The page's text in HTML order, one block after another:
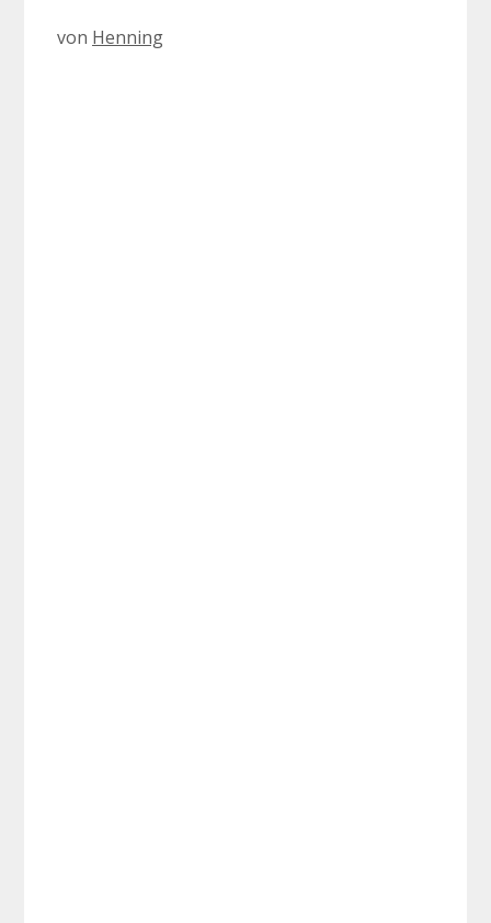
von Henning